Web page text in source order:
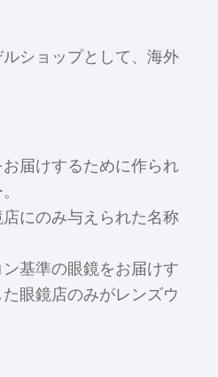
ショップとして、海外
届けするために作られ
にのみ与えられた名称
基準の眼鏡をお届けす
眼鏡店のみがレンズウ